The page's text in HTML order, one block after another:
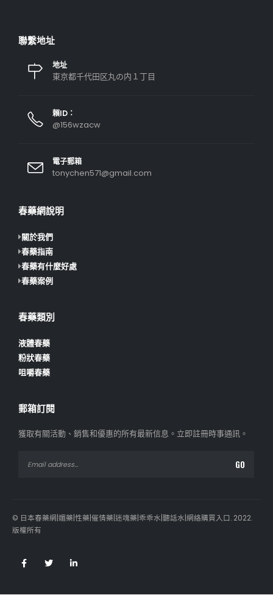
聯繫地址
地址
東京都千代田区丸の内１丁目
賴ID：
@156wzacw
電子郵箱
tonychen571@gmail.com
春藥網說明
關於我們
春藥指南
春藥有什麼好處
春藥案例
春藥類別
液體春藥
粉狀春藥
咀嚼春藥
郵箱訂閱
獲取有關活動、銷售和優惠的所有最新信息。 立即註冊時事通訊。
© 日本春藥網|媚藥|性藥|催情藥|迷魂藥|乖乖水|聽話水|網絡購買入口. 2022.
版權所有